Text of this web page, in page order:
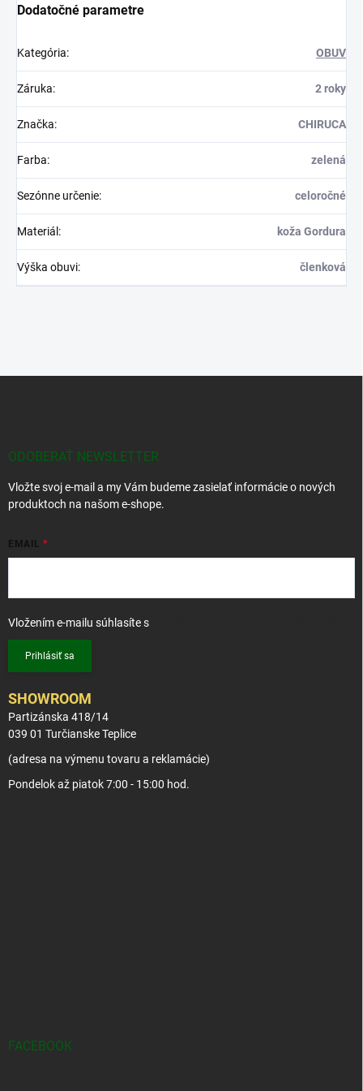
Dodatočné parametre
Kategória: OBUV
Záruka: 2 roky
Značka: CHIRUCA
Farba: zelená
Sezónne určenie: celoročné
Materiál : koža Gordura
Výška obuvi: členková
ODOBERAŤ NEWSLETTER
Vložte svoj e-mail a my Vám budeme zasielať informácie o nových
produktoch na našom e-shope.
EMAIL
Vložením e-mailu súhlasíte s
Prihlásiť sa
SHOWROOM
Partizánska 418/14
039 01 Turčianske Teplice
(adresa na výmenu tovaru a reklamácie)
Pondelok až piatok 7:00 - 15:00 hod.
FACEBOOK